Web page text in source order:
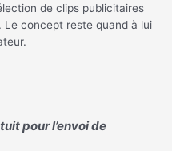
de clips publicitaires
Le concept reste quand à lui
pour l’envoi de